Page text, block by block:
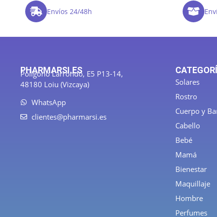
Envíos 24/48h
PHARMARSI.ES
Polígono Larrondo, E5 P13-14,
48180 Loiu (Vizcaya)
WhatsApp
clientes@pharmarsi.es
Solares
Rostro
Cuerpo y
Cabello
Bebé
Mamá
Bienestar
Maquillaje
Hombre
Perfumes